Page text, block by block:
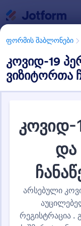
ფორმის შაბლონები
კოვიდ-19
ვიზიტორთა
78 შაბლონები
ფორმის